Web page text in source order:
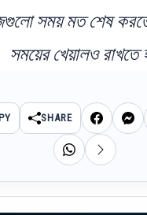
সময় মত শেষ
সময়ের খেয়ালও রাখতে
SHARE